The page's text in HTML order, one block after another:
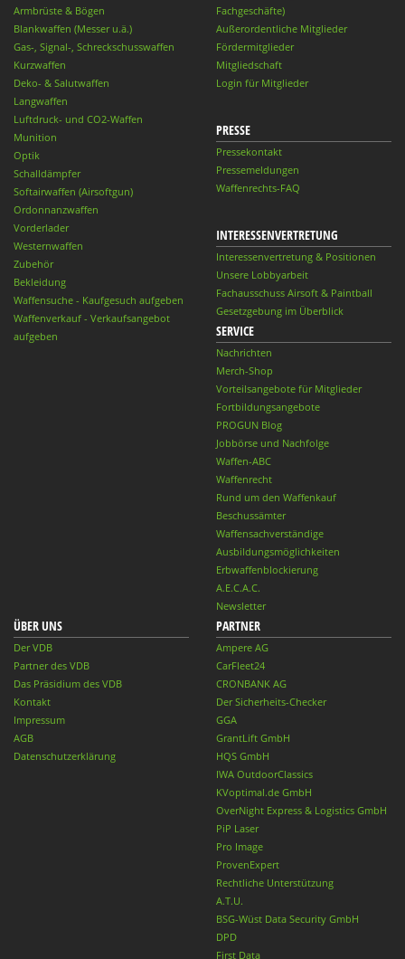
Armbrüste & Bögen
Blankwaffen (Messer u.ä.)
Gas-, Signal-, Schreckschusswaffen
Kurzwaffen
Deko- & Salutwaffen
Langwaffen
Luftdruck- und CO2-Waffen
Munition
Optik
Schalldämpfer
Softairwaffen (Airsoftgun)
Ordonnanzwaffen
Vorderlader
Westernwaffen
Zubehör
Bekleidung
Waffensuche - Kaufgesuch aufgeben
Waffenverkauf - Verkaufsangebot
aufgeben
Fachgeschäfte)
Außerordentliche Mitglieder
Fördermitglieder
Mitgliedschaft
Login für Mitglieder
PRESSE
Pressekontakt
Pressemeldungen
Waffenrechts-FAQ
INTERESSENVERTRETUNG
Interessenvertretung & Positionen
Unsere Lobbyarbeit
Fachausschuss Airsoft & Paintball
Gesetzgebung im Überblick
SERVICE
Nachrichten
Merch-Shop
Vorteilsangebote für Mitglieder
Fortbildungsangebote
PROGUN Blog
Jobbörse und Nachfolge
Waffen-ABC
Waffenrecht
Rund um den Waffenkauf
Beschussämter
Waffensachverständige
Ausbildungsmöglichkeiten
Erbwaffenblockierung
A.E.C.A.C.
Newsletter
ÜBER UNS
Der VDB
Partner des VDB
Das Präsidium des VDB
Kontakt
Impressum
AGB
Datenschutzerklärung
PARTNER
Ampere AG
CarFleet24
CRONBANK AG
Der Sicherheits-Checker
GGA
GrantLift GmbH
HQS GmbH
IWA OutdoorClassics
KVoptimal.de GmbH
OverNight Express & Logistics GmbH
PiP Laser
Pro Image
ProvenExpert
Rechtliche Unterstützung
A.T.U.
BSG-Wüst Data Security GmbH
DPD
First Data